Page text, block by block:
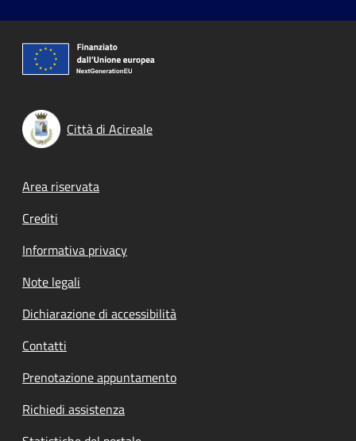
Città di Acireale
Footer menu
Area riservata
Crediti
Informativa privacy
Note legali
Dichiarazione di accessibilità
Contatti
Prenotazione appuntamento
Richiedi assistenza